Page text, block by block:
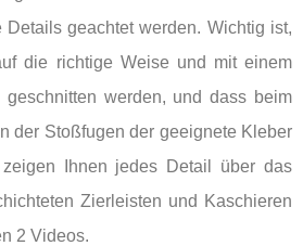
Details geachtet werden. Wichtig ist,
die richtige Weise und mit einem
geschnitten werden, und dass beim
der Stoßfugen der geeignete Kleber
Ihnen jedes Detail über das
Zierleisten und Kaschieren
2 Videos.